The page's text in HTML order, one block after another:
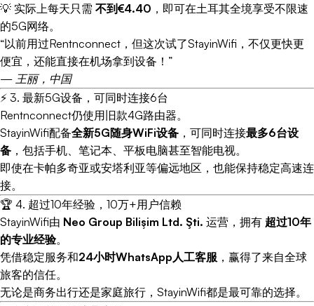
💡 实际上每天只需 不到€4.40 ，即可在土耳其全境享受不限速
的5G网络。
“以前用过Rentnconnect，但这次试了StayinWifi，不仅更快更
便宜，还能直接在机场拿到设备！”
— 王丽，中国
⚡ 3. 最新5G设备，可同时连接6台
Rentnconnect仍使用旧款4G路由器。
StayinWifi配备全新5G随身WiFi设备 ，可同时连接最多6台设
备 ，包括手机、笔记本、平板电脑甚至智能电视。
即使在卡帕多奇亚或安塔利亚等偏远地区，也能保持稳定高速连
接。
🏆 4. 超过10年经验，10万+用户信赖
StayinWifi由 Neo Group Bilişim Ltd. Şti. 运营，拥有 超过10年
的专业经验。
凭借稳定服务和24小时WhatsApp人工客服 ，赢得了来自全球
旅客的信任。
无论是商务出行还是家庭旅行，StayinWifi都是最可靠的选择。